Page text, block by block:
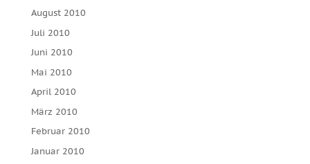
August 2010
Juli 2010
Juni 2010
Mai 2010
April 2010
März 2010
Februar 2010
Januar 2010